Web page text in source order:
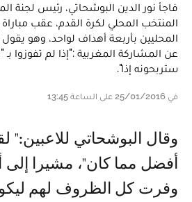
فاجأ نور الدين البوشحاتي، رئيس لجنة
المنتخب المحلي لكرة القدم، عقب مباراة
المحليين بأربعة أهداف لواحد، وهو
عن المشاركة المغربية :"إذا لم تفوزوا
ستربحونه إذا".
في 25/01/2016 على الساعة 13:45
وقال البوشحاتي للاعبين:" لقد كان بالإمكان
أفضل مما كان"، مشيرا إلى
وفرت كل الظروف لهم